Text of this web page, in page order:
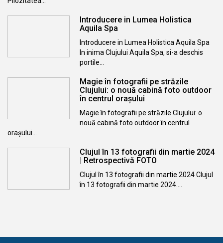
Introducere in Lumea Holistica
Aquila Spa
Introducere in Lumea Holistica Aquila Spa
In inima Clujului Aquila Spa, si-a deschis
portile…
Magie în fotografii pe străzile
Clujului: o nouă cabină foto outdoor
în centrul orașului
Magie în fotografii pe străzile Clujului: o
nouă cabină foto outdoor în centrul
orașului…
Clujul în 13 fotografii din martie 2024
| Retrospectivă FOTO
Clujul în 13 fotografii din martie 2024 Clujul
în 13 fotografii din martie 2024.…